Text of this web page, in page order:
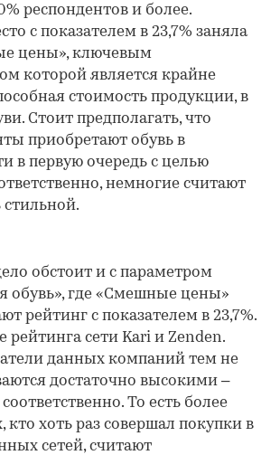
респондентов и более.
с показателем в 23,7% заняла
цены», ключевым
которой является крайне
стоимость продукции, в
Стоит предполагать, что
приобретают обувь в
в первую очередь с целью
немногие считают
обстоит и с параметром
обувь», где «Смешные цены»
рейтинг с показателем в 23,7%.
рейтинга сети Kari и Zenden.
данных компаний тем не
достаточно высокими –
То есть более
кто хоть раз совершал покупки в
сетей, считают